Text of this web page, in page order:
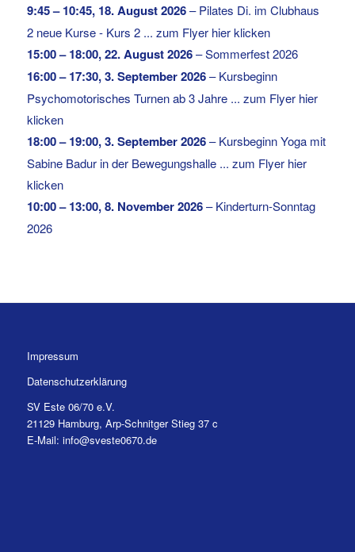
9:45– 10:45, 18. August 2026–Pilates Di. im Clubhaus
2 neue Kurse - Kurs 2 ... zum Flyer hier klicken
15:00– 18:00,22. August 2026–Sommerfest 2026
16:00– 17:30,3. September 2026–Kursbeginn
Psychomotorisches Turnen ab 3 Jahre ... zum Flyer hier
klicken
18:00– 19:00,3. September 2026–Kursbeginn Yoga mit
Sabine Badur in der Bewegungshalle ... zum Flyer hier
klicken
10:00– 13:00,8. November 2026–Kinderturn-Sonntag
2026
Impressum
Datenschutzerklärung
SV Este 06/70 e.V.
21129 Hamburg, Arp-Schnitger Stieg 37 c
E-Mail: info@sveste0670.de